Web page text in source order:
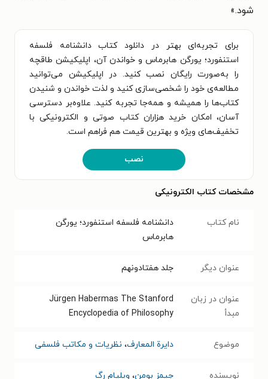
شود.»
برای تجربه‌ای بهتر در دانلود کتاب دانشنامه فلسفه
استنفورد؛ یورگن هابرماس و خواندن آن، اپلیکیشن طاقچه
را به‌صورت رایگان نصب کنید. در اپلیکیشن می‌توانید
مطالعه‌ی خود را شخصی‌سازی کنید و لذت خواندن و شنیدن
کتاب‌ها را همیشه و همه‌جا تجربه کنید. علاوه‌بر دسترسی
آسان، امکان خرید هزاران کتاب صوتی و الکترونیکی با
تخفیف‌های ویژه و بهترین قیمت هم فراهم است.
نصب
مشخصات کتاب الکترونیکی
نام کتاب
دانشنامه فلسفه استنفورد؛ یورگن
هابرماس
عنوان دیگر جلد هفتاد‌ونهم
عنوان در زبان
مبدأ
Jürgen Habermas The Stanford
Encyclopedia of Philosophy
موضوع دایرة المعارف، نظریات و مکاتب فلسفی
نویسنده جیمز بومن، ویلیام رگ